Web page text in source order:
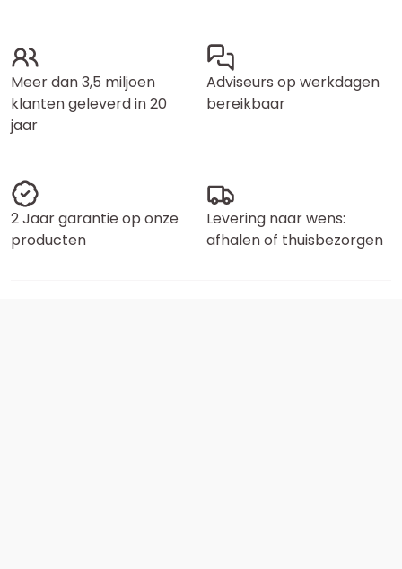
Meer dan 3,5 miljoen
klanten geleverd in 20
jaar
Adviseurs op werkdagen
bereikbaar
2 Jaar garantie op onze
producten
Levering naar wens:
afhalen of thuisbezorgen